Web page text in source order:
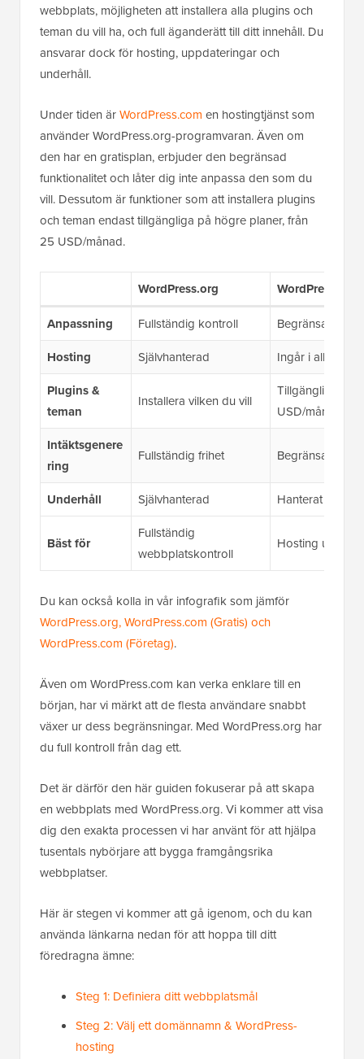
webbplats, möjligheten att installera alla plugins och
teman du vill ha, och full äganderätt till ditt innehåll. Du
ansvarar dock för hosting, uppdateringar och
underhåll.
Under tiden ärWordPress.com en hostingtjänst som
använder WordPress.org-programvaran. Även om
den har en gratisplan, erbjuder den begränsad
funktionalitet och låter dig inte anpassa den som du
vill. Dessutom är funktioner som att installera plugins
och teman endast tillgängliga på högre planer, från
25 USD/månad.
WordPress.org
WordPress.com
Anpassning
Fullständig kontroll Begränsat av
Hosting Självhanterad Ingår i alla
Plugins &
teman
Installera vilken du vill
Tillgängligt på
USD/mån)
Intäktsgenere
ring
Fullständig frihet Begränsat av
Underhåll Självhanterad Hanterat åt dig
Bäst för
Fullständig
webbplatskontroll
Hosting utan
Du kan också kolla in vår infografik som jämför
WordPress.org, WordPress.com (Gratis) och
WordPress.com (Företag).
Även om WordPress.com kan verka enklare till en
början, har vi märkt att de flesta användare snabbt
växer ur dess begränsningar. Med WordPress.org har
du full kontroll från dag ett.
Det är därför den här guiden fokuserar på att skapa
en webbplats med WordPress.org. Vi kommer att visa
dig den exakta processen vi har använt för att hjälpa
tusentals nybörjare att bygga framgångsrika
webbplatser.
Här är stegen vi kommer att gå igenom, och du kan
använda länkarna nedan för att hoppa till ditt
föredragna ämne:
Steg 1: Definiera ditt webbplatsmål
Steg 2: Välj ett domännamn & WordPress-
hosting